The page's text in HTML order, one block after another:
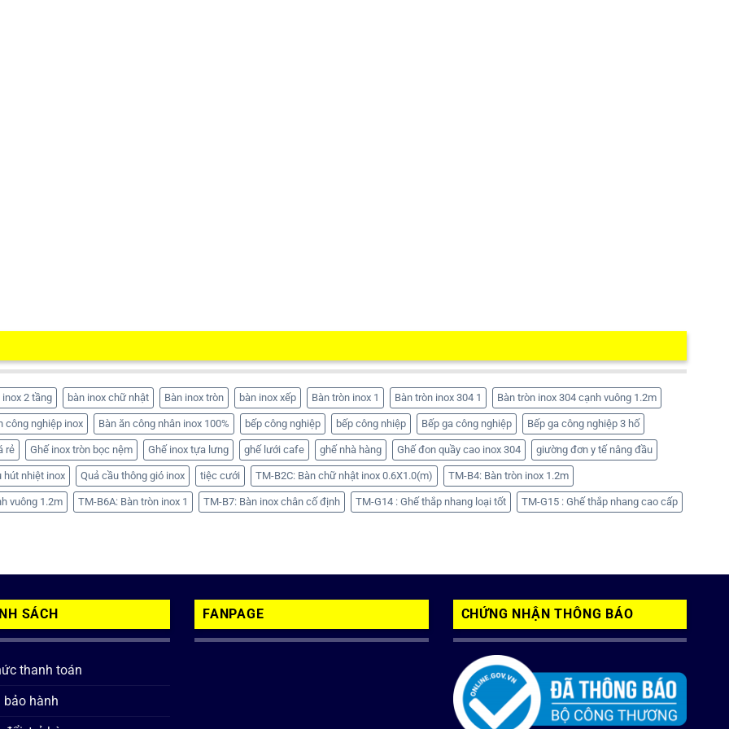
inox 2 tầng bàn inox chữ nhật Bàn inox tròn bàn inox xếp Bàn tròn inox 1 Bàn tròn inox 304 1 Bàn tròn inox 304 cạnh vuông 1.2m
công nghiệp inox Bàn ăn công nhân inox 100% bếp công nghiệp bếp công nhiệp Bếp ga công nghiệp Bếp ga công nghiệp 3 hố
rẻ Ghế inox tròn bọc nệm Ghế inox tựa lưng ghế lưới cafe ghế nhà hàng Ghế đon quầy cao inox 304 giường đơn y tế nâng đầu
hút nhiệt inox Quả cầu thông gió inox tiệc cưới TM-B2C: Bàn chữ nhật inox 0.6X1.0(m) TM-B4: Bàn tròn inox 1.2m
vuông 1.2m TM-B6A: Bàn tròn inox 1 TM-B7: Bàn inox chân cố định TM-G14 : Ghế thắp nhang loại tốt TM-G15 : Ghế thắp nhang cao cấp
SÁCH
thanh toán
bảo hành
FANPAGE CHỨNG NHẬN THÔNG BÁO